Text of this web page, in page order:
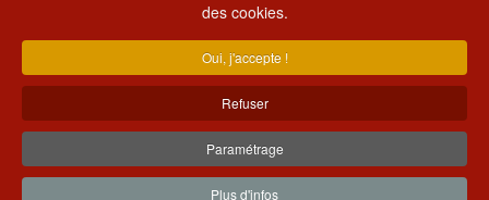
des cookies.
Oui, j'accepte !
Refuser
Paramétrage
Plus d'infos
+33(0)4 77 26 21 33
+33(0)4 77 26 22 12